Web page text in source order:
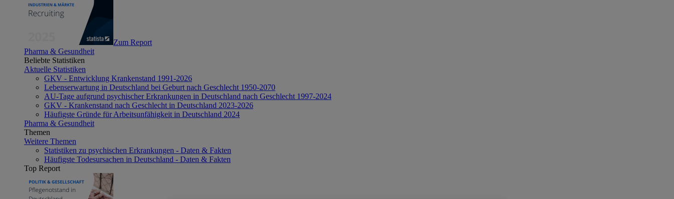
Zum Report
Pharma & Gesundheit
Beliebte Statistiken
Aktuelle Statistiken
GKV - Entwicklung Krankenstand 1991-2026
Lebenserwartung in Deutschland bei Geburt nach Geschlecht 1950-2070
AU-Tage aufgrund psychischer Erkrankungen in Deutschland nach Geschlecht 1997-2024
GKV - Krankenstand nach Geschlecht in Deutschland 2023-2026
Häufigste Gründe für Arbeitsunfähigkeit in Deutschland 2024
Pharma & Gesundheit
Themen
Weitere Themen
Statistiken zu psychischen Erkrankungen - Daten & Fakten
Häufigste Todesursachen in Deutschland - Daten & Fakten
Top Report